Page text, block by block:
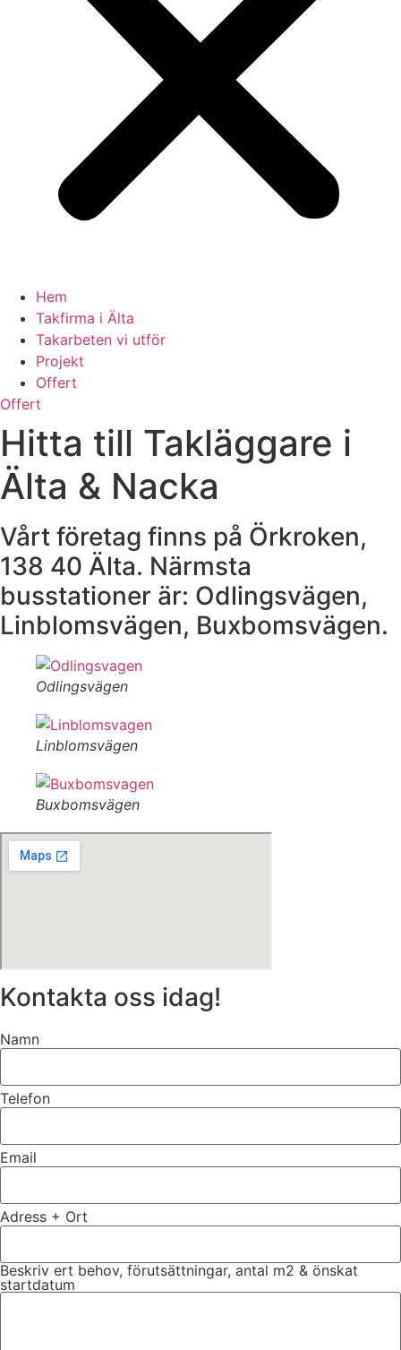
Hem
Takfirma i Älta
Takarbeten vi utför
Projekt
Offert
Offert
Hitta till Takläggare i
Älta & Nacka
Vårt företag finns på Örkroken,
138 40 Älta. Närmsta
busstationer är: Odlingsvägen,
Linblomsvägen, Buxbomsvägen.
Odlingsvägen
Linblomsvägen
Buxbomsvägen
Kontakta oss idag!
Namn
Telefon
Email
Adress + Ort
Beskriv ert behov, förutsättningar, antal m2 & önskat
startdatum